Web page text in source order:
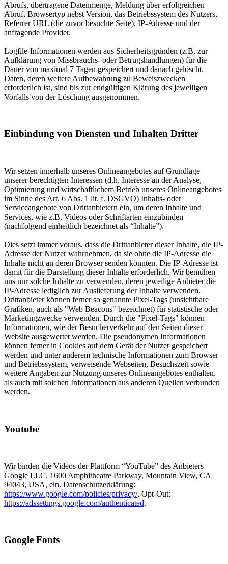
Abrufs, übertragene Datenmenge, Meldung über erfolgreichen
Abruf, Browsertyp nebst Version, das Betriebssystem des Nutzers,
Referrer URL (die zuvor besuchte Seite), IP-Adresse und der
anfragende Provider.
Logfile-Informationen werden aus Sicherheitsgründen (z.B. zur
Aufklärung von Missbrauchs- oder Betrugshandlungen) für die
Dauer von maximal 7 Tagen gespeichert und danach gelöscht.
Daten, deren weitere Aufbewahrung zu Beweiszwecken
erforderlich ist, sind bis zur endgültigen Klärung des jeweiligen
Vorfalls von der Löschung ausgenommen.
Einbindung von Diensten und Inhalten Dritter
Wir setzen innerhalb unseres Onlineangebotes auf Grundlage
unserer berechtigten Interessen (d.h. Interesse an der Analyse,
Optimierung und wirtschaftlichem Betrieb unseres Onlineangebotes
im Sinne des Art. 6 Abs. 1 lit. f. DSGVO) Inhalts- oder
Serviceangebote von Drittanbietern ein, um deren Inhalte und
Services, wie z.B. Videos oder Schriftarten einzubinden
(nachfolgend einheitlich bezeichnet als “Inhalte”).
Dies setzt immer voraus, dass die Drittanbieter dieser Inhalte, die IP-
Adresse der Nutzer wahrnehmen, da sie ohne die IP-Adresse die
Inhalte nicht an deren Browser senden könnten. Die IP-Adresse ist
damit für die Darstellung dieser Inhalte erforderlich. Wir bemühen
uns nur solche Inhalte zu verwenden, deren jeweilige Anbieter die
IP-Adresse lediglich zur Auslieferung der Inhalte verwenden.
Drittanbieter können ferner so genannte Pixel-Tags (unsichtbare
Grafiken, auch als "Web Beacons" bezeichnet) für statistische oder
Marketingzwecke verwenden. Durch die "Pixel-Tags" können
Informationen, wie der Besucherverkehr auf den Seiten dieser
Website ausgewertet werden. Die pseudonymen Informationen
können ferner in Cookies auf dem Gerät der Nutzer gespeichert
werden und unter anderem technische Informationen zum Browser
und Betriebssystem, verweisende Webseiten, Besuchszeit sowie
weitere Angaben zur Nutzung unseres Onlineangebotes enthalten,
als auch mit solchen Informationen aus anderen Quellen verbunden
werden.
Youtube
Wir binden die Videos der Plattform “YouTube” des Anbieters
Google LLC, 1600 Amphitheatre Parkway, Mountain View, CA
94043, USA, ein. Datenschutzerklärung:
https://www.google.com/policies/privacy/, Opt-Out:
https://adssettings.google.com/authenticated.
Google Fonts